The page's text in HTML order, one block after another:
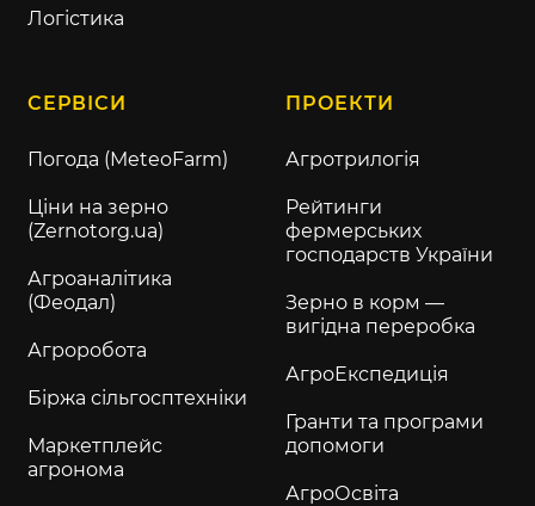
Логістика
СЕРВІСИ
Погода (MeteoFarm)
Ціни на зерно
(Zernotorg.ua)
Агроаналітика
(Феодал)
Агроробота
Біржа сільгосптехніки
Маркетплейс
агронома
ПРОЕКТИ
Агротрилогія
Рейтинги
фермерських
господарств України
Зерно в корм —
вигідна переробка
АгроЕкспедиція
Гранти та програми
допомоги
АгроОсвіта